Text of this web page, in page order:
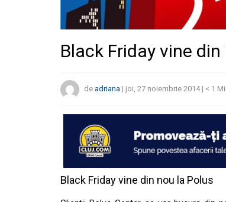
Black Friday vine
de adriana | joi, 27 noiembrie 2014| < 1
Black Friday vine din nou la Polus